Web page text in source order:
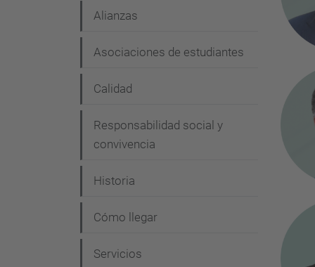
Alianzas
Asociaciones de estudiantes
Calidad
Responsabilidad social y
convivencia
Historia
Cómo llegar
Servicios